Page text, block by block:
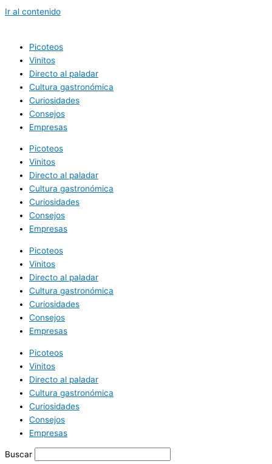
Ir al contenido
Picoteos
Vinitos
Directo al paladar
Cultura gastronómica
Curiosidades
Consejos
Empresas
Picoteos
Vinitos
Directo al paladar
Cultura gastronómica
Curiosidades
Consejos
Empresas
Picoteos
Vinitos
Directo al paladar
Cultura gastronómica
Curiosidades
Consejos
Empresas
Picoteos
Vinitos
Directo al paladar
Cultura gastronómica
Curiosidades
Consejos
Empresas
Buscar